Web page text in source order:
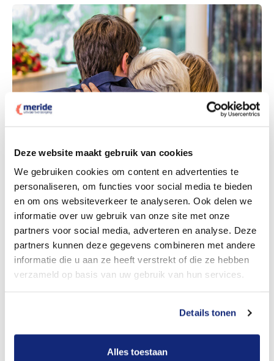
Deze website maakt gebruik van cookies
We gebruiken cookies om content en advertenties te
personaliseren, om functies voor social media te bieden
en om ons websiteverkeer te analyseren. Ook delen we
informatie over uw gebruik van onze site met onze
partners voor social media, adverteren en analyse. Deze
partners kunnen deze gegevens combineren met andere
informatie die u aan ze heeft verstrekt of die ze hebben
verzameld op basis van uw gebruik van hun services.
Details tonen
Alles toestaan
Bekijk tarieven voor crematie
Bekijk tarieven voor begrafenis